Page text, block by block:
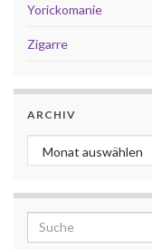
Yorickomanie
Zigarre
ARCHIV
Archiv
Search for: